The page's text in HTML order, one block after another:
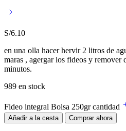
S/6.10
en una olla hacer hervir 2 litros de
maras , agergar los fideos y remover
minutos.
989 en stock
Fideo integral Bolsa 250gr cantidad
Añadir a la cesta Comprar ahora